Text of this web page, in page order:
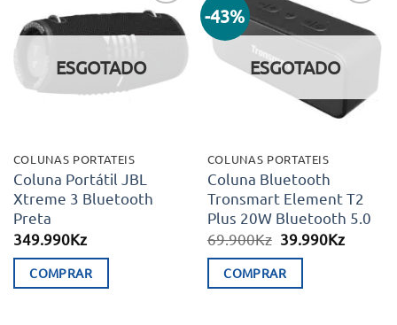
Adicionar
aos meus
ESGOTADO
COLUNAS PORTATEIS
Coluna Portátil JBL
Xtreme 3 Bluetooth
Preta
349.990Kz
COMPRAR
-43%
Adicionar
aos meus
ESGOTADO
COLUNAS PORTATEIS
Coluna Bluetooth
Tronsmart Element T2
Plus 20W Bluetooth 5.0
69.900Kz O
original
era:
39.990KzO
COMPRAR